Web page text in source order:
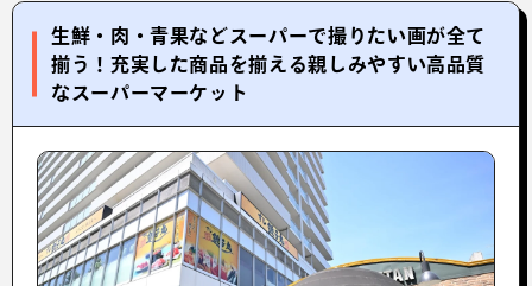
生鮮・肉・青果などスーパーで撮りたい画が全て
揃う！充実した商品を揃える親しみやすい高品質
なスーパーマーケット